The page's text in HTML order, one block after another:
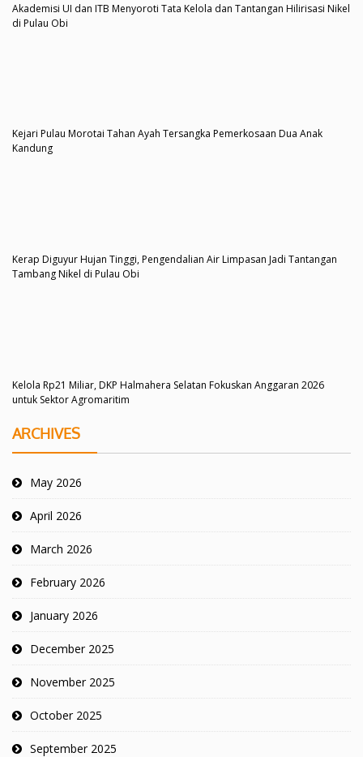
Akademisi UI dan ITB Menyoroti Tata Kelola dan Tantangan Hilirisasi Nikel
di Pulau Obi
Kejari Pulau Morotai Tahan Ayah Tersangka Pemerkosaan Dua Anak
Kandung
Kerap Diguyur Hujan Tinggi, Pengendalian Air Limpasan Jadi Tantangan
Tambang Nikel di Pulau Obi
Kelola Rp21 Miliar, DKP Halmahera Selatan Fokuskan Anggaran 2026
untuk Sektor Agromaritim
ARCHIVES
May 2026
April 2026
March 2026
February 2026
January 2026
December 2025
November 2025
October 2025
September 2025